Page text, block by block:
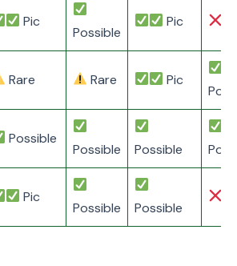
Pic
Possible
Pic
Rare Rare Pic
Possible
Possible Possible
Pic
Possible Possible